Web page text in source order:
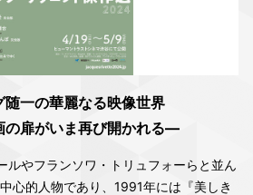
随一の華麗なる映像世界
の扉がいま再び開かれる―
ルやフランソワ・トリュフォーらと並ん
心的人物であり、1991年には『美しき